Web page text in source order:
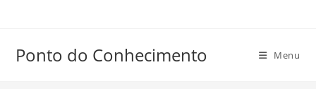
conteúdo
Ponto do Conhecimento Menu